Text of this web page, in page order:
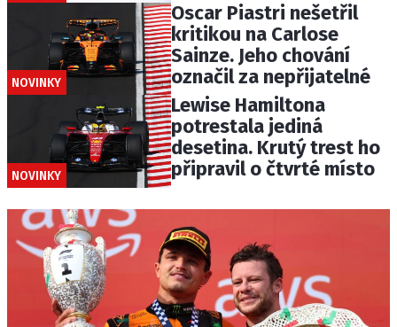
NOVINKY
Oscar Piastri nešetřil
kritikou na Carlose
Sainze. Jeho chování
označil za nepřijatelné
NOVINKY
Lewise Hamiltona
potrestala jediná
desetina. Krutý trest ho
připravil o čtvrté místo